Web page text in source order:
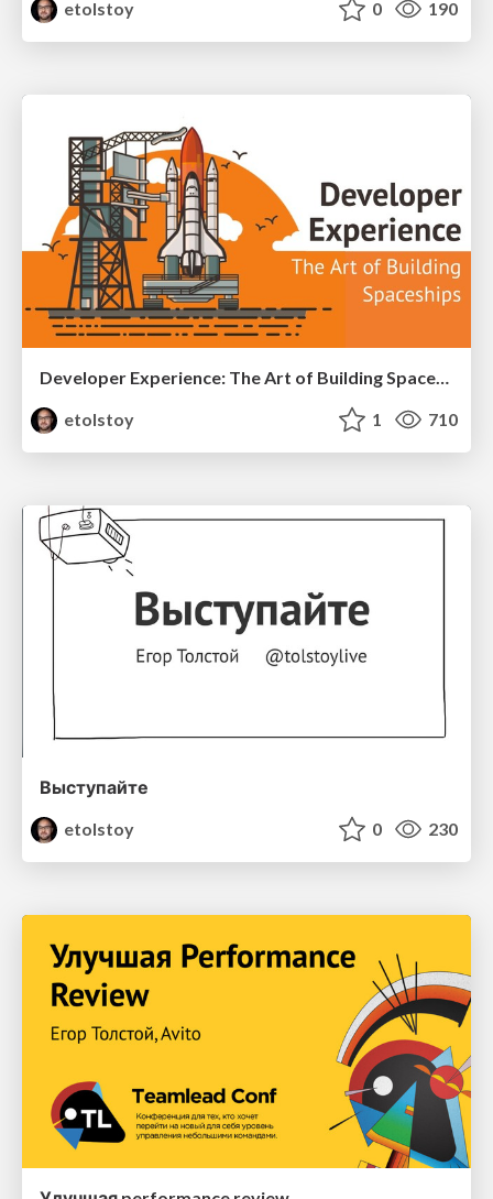
etolstoy
0 190
Developer Experience: The Art of Building Spaceships
etolstoy
1 710
Выступайте
etolstoy
0 230